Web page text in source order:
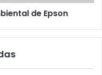
de Epson